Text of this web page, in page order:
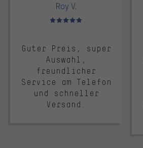
Roy V.
Bewertungen: 5 von 5
Guter Preis, super
Auswahl,
freundlicher
Service am Telefon
und schneller
Versand.